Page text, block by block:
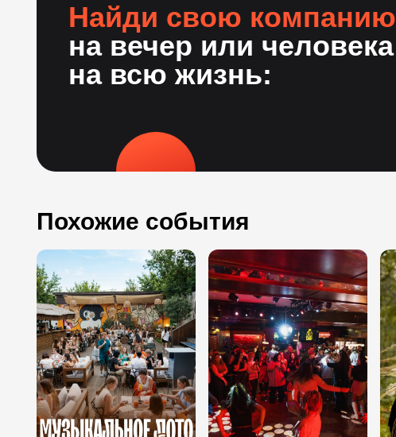
Найди свою компанию
на вечер или человека
на всю жизнь:
Похожие события